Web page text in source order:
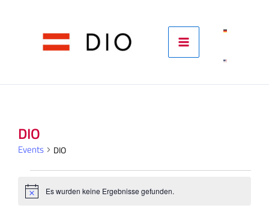
DIO
Events DIO
Events
Notice Es wurden keine Ergebnisse gefunden.